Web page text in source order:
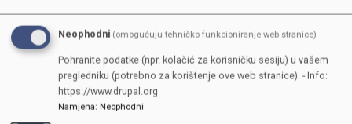
Neophodni (omogućuju tehničko funkcioniranje web stranice)
Pohranite podatke (npr. kolačić za korisničku sesiju) u vašem
pregledniku (potrebno za korištenje ove web stranice). - Info:
https://www.drupal.org
Namjena: Neophodni